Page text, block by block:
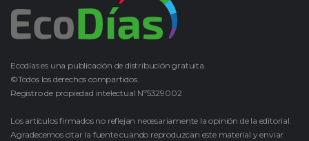
Ecodías es una publicación de distribución gratuita.
©Todos los derechos compartidos.
Registro de propiedad intelectual Nº5329002
Los artículos firmados no reflejan necesariamente la opinión de la editorial.
Agradecemos citar la fuente cuando reproduzcan este material y enviar